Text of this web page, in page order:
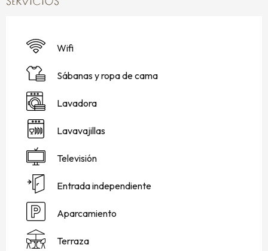
Wifi
Sábanas y ropa de cama
Lavadora
Lavavajillas
Televisión
Entrada independiente
Aparcamiento
Terraza